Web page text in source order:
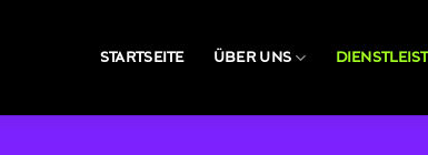
STARTSEITE ÜBER UNS